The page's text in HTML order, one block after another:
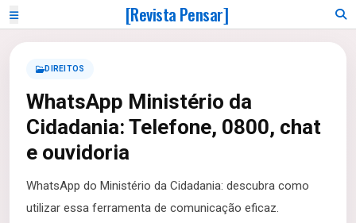
[Revista Pensar]
DIREITOS
WhatsApp Ministério da
Cidadania: Telefone, 0800, chat
e ouvidoria
WhatsApp do Ministério da Cidadania: descubra como
utilizar essa ferramenta de comunicação eficaz.